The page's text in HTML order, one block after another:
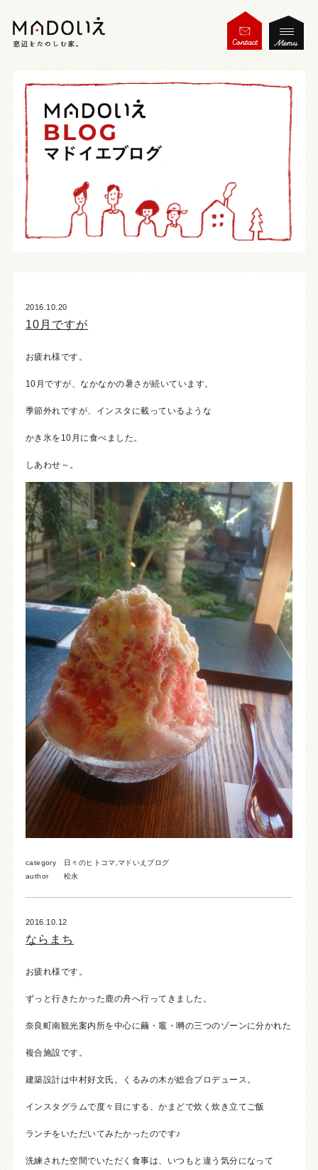
2016.10.20
10月ですが
お疲れ様です。
10月ですが、なかなかの暑さが続いています。
季節外れですが、インスタに載っているような
かき氷を10月に食べました。
しあわせ～。
category 日々のヒトコマ マドいえブログ
author
松永
2016.10.12
ならまち
お疲れ様です。
ずっと行きたかった鹿の舟へ行ってきました。
奈良町南観光案内所を中心に繭・竈・囀の三つのゾーンに分かれた
複合施設です。
建築設計は中村好文氏。くるみの木が総合プロデュース。
インスタグラムで度々目にする、かまどで炊く炊き立てご飯
ランチをいただいてみたかったのです♪
洗練された空間でいただく食事は、いつもと違う気分になって